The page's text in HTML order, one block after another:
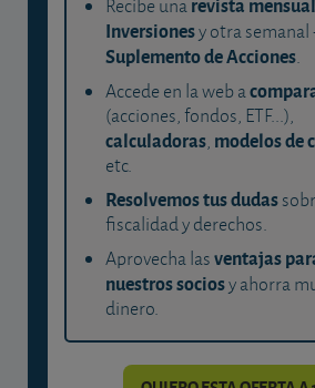
Recibe una
Inversionesy otra semanal
Suplemento de Acciones.
Accede en la web a
(acciones, fondos, ETF...),
calculadoras, modelos de
etc.
Resolvemos tus dudas
fiscalidad y derechos.
Aprovecha lasventajas
nuestros sociosy ahorra
dinero.